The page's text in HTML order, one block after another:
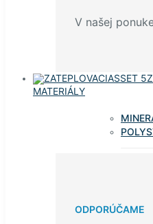
V našej
MATERIÁLY
ODPORÚČAME